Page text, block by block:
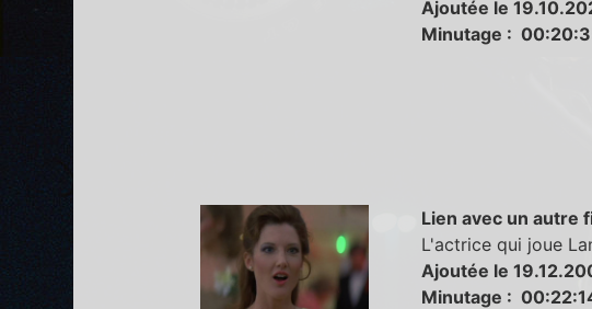
Ajoutée le
Minutage :
Lien avec un autre
L'actrice qui joue
Ajoutée le
Minutage :